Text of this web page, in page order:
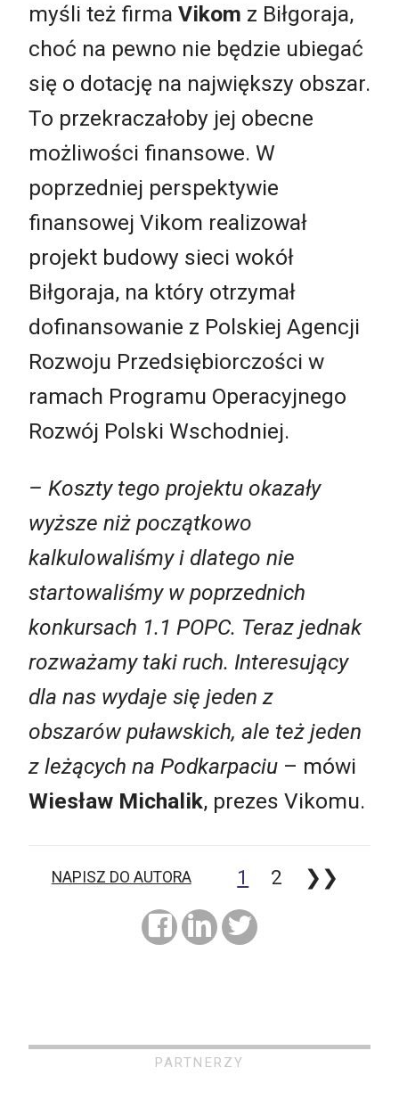
myśli też firma Vikom z Biłgoraja,
choć na pewno nie będzie ubiegać
się o dotację na największy obszar.
To przekraczałoby jej obecne
możliwości finansowe. W
poprzedniej perspektywie
finansowej Vikom realizował
projekt budowy sieci wokół
Biłgoraja, na który otrzymał
dofinansowanie z Polskiej Agencji
Rozwoju Przedsiębiorczości w
ramach Programu Operacyjnego
Rozwój Polski Wschodniej.
– Koszty tego projektu okazały
wyższe niż początkowo
kalkulowaliśmy i dlatego nie
startowaliśmy w poprzednich
konkursach 1.1 POPC. Teraz jednak
rozważamy taki ruch. Interesujący
dla nas wydaje się jeden z
obszarów puławskich, ale też jeden
z leżących na Podkarpaciu – mówi
Wiesław Michalik, prezes Vikomu.
NAPISZ DO AUTORA 1 2 ❯❯
PARTNERZY